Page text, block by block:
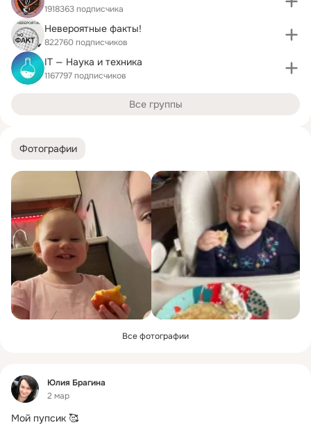
Фотографии
Все фотографии
Фид
Юлия Брагина
2 мар
Мой пупсик 🥰
1918363 подписчика
Невероятные факты!
822760 подписчиков
IT — Наука и техника
1167797 подписчиков
Все группы